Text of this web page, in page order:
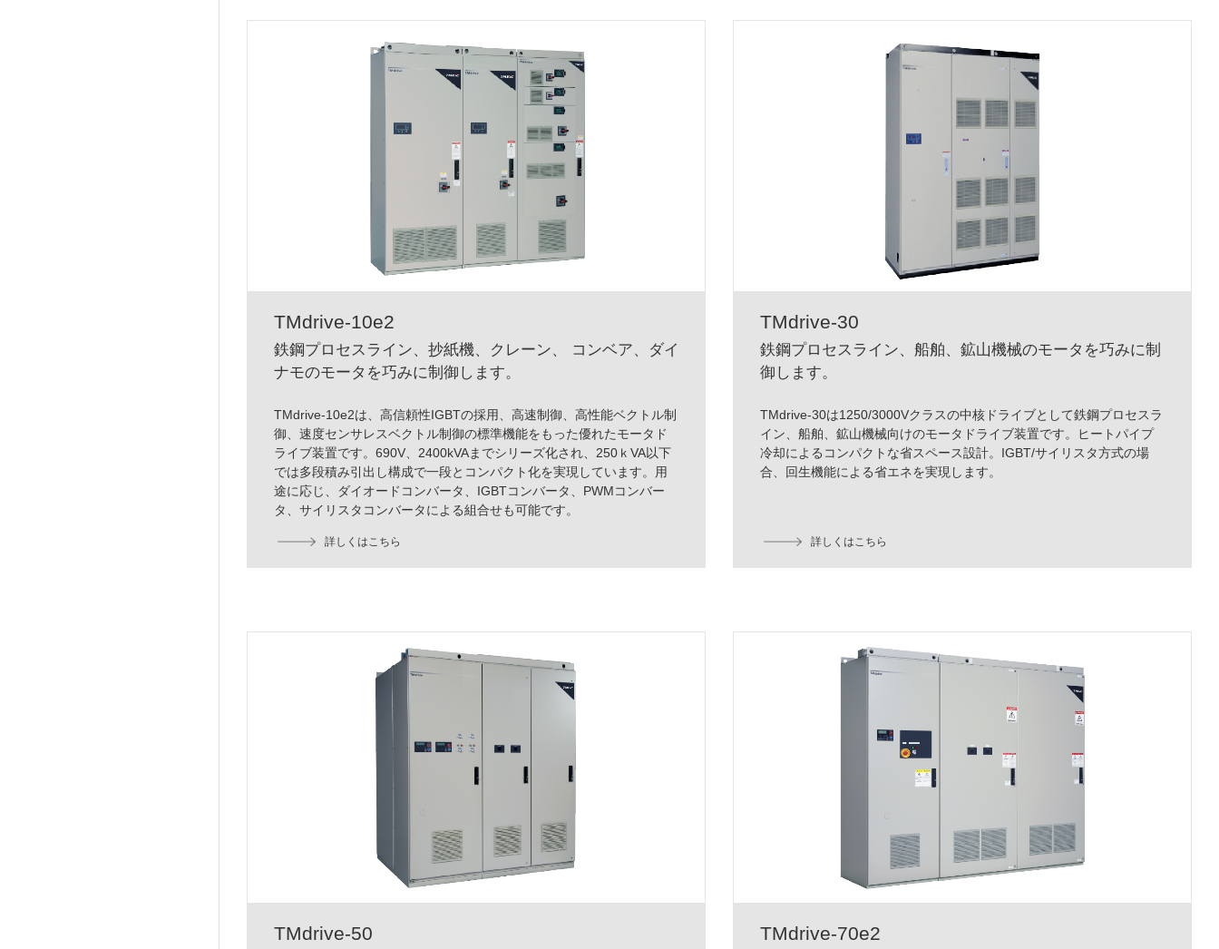
TMdrive-10e2
鉄鋼プロセスライン、抄紙機、クレーン、 コンベア、ダイ
ナモのモータを巧みに制御します。
TMdrive-10e2は、高信頼性IGBTの採用、高速制御、高性能ベクトル制
御、速度センサレスベクトル制御の標準機能をもった優れたモータド
ライブ装置です。690V、2400kVAまでシリーズ化され、250ｋVA以下
では多段積み引出し構成で一段とコンパクト化を実現しています。用
途に応じ、ダイオードコンバータ、IGBTコンバータ、PWMコンバー
タ、サイリスタコンバータによる組合せも可能です。
詳しくはこちら
TMdrive-30
鉄鋼プロセスライン、船舶、鉱山機械のモータを巧みに制
御します。
TMdrive-30は1250/3000Vクラスの中核ドライブとして鉄鋼プロセスラ
イン、船舶、鉱山機械向けのモータドライブ装置です。ヒートパイプ
冷却によるコンパクトな省スペース設計。IGBT/サイリスタ方式の場
合、回生機能による省エネを実現します。
詳しくはこちら
TMdrive-50 TMdrive-70e2